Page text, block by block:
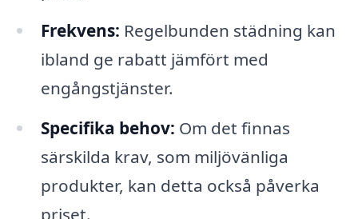
Frekvens: Regelbunden städning kan
ibland ge rabatt jämfört med
engångstjänster.
Specifika behov: Om det finnas
särskilda krav, som miljövänliga
produkter, kan detta också påverka
priset.